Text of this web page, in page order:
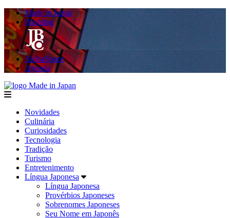
Made in Japan
Hashitag
AkibaSpace
Agenda
menu
Novidades
Culinária
Curiosidades
Tecnologia
Tradição
Turismo
Entretenimento
Língua Japonesa
Língua Japonesa
Provérbios Japoneses
Sobrenomes Japoneses
Seu Nome em Japonês